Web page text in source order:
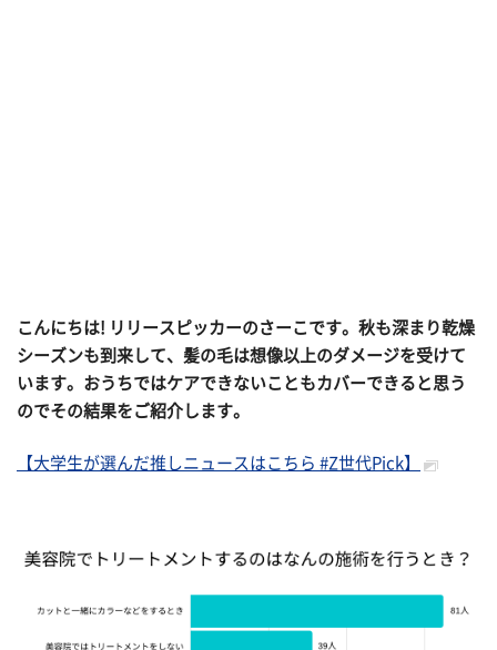
こんにちは! リリースピッカーのさーこです。秋も深まり乾燥
シーズンも到来して、髪の毛は想像以上のダメージを受けて
います。おうちではケアできないこともカバーできると思う
のでその結果をご紹介します。
【大学生が選んだ推しニュースはこちら #Z世代Pick】